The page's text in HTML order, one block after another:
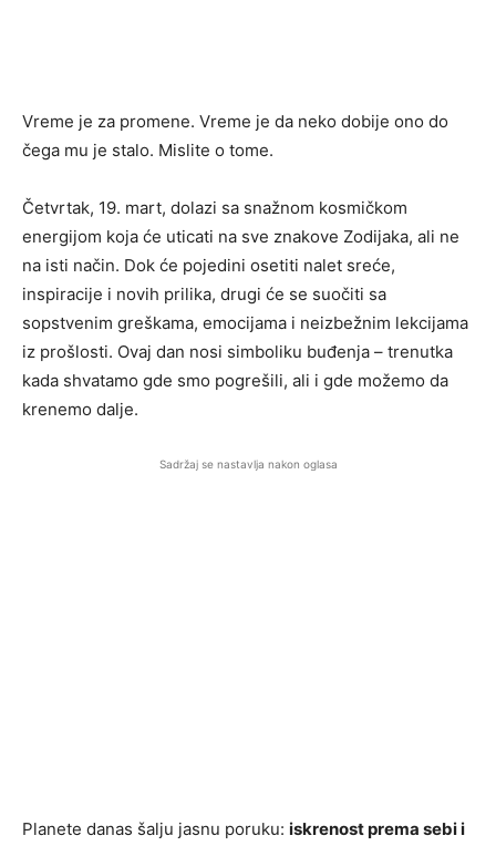
Vreme je za promene. Vreme je da neko dobije ono do
čega mu je stalo. Mislite o tome.
Četvrtak, 19. mart, dolazi sa snažnom kosmičkom
energijom koja će uticati na sve znakove Zodijaka, ali ne
na isti način. Dok će pojedini osetiti nalet sreće,
inspiracije i novih prilika, drugi će se suočiti sa
sopstvenim greškama, emocijama i neizbežnim lekcijama
iz prošlosti. Ovaj dan nosi simboliku buđenja – trenutka
kada shvatamo gde smo pogrešili, ali i gde možemo da
krenemo dalje.
Sadržaj se nastavlja nakon oglasa
Planete danas šalju jasnu poruku: iskrenost prema sebi i